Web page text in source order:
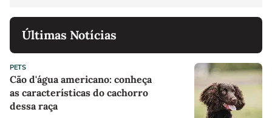
Últimas Notícias
PETS
Cão d'água americano: conheça
as características do cachorro
dessa raça